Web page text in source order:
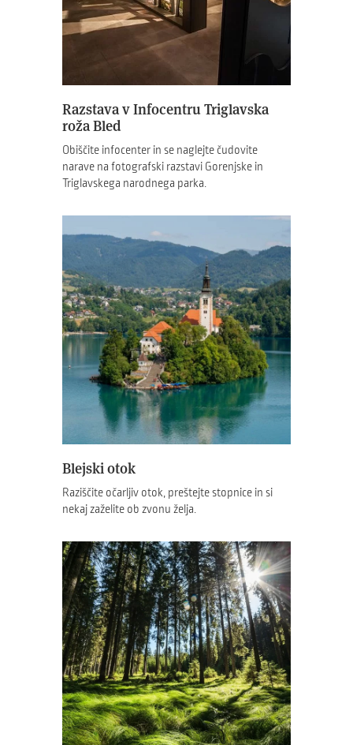
Razstava v Infocentru Triglavska
roža Bled
Obiščite infocenter in se naglejte čudovite
narave na fotografski razstavi Gorenjske in
Triglavskega narodnega parka.
Blejski otok
Raziščite očarljiv otok, preštejte stopnice in si
nekaj zaželite ob zvonu želja.